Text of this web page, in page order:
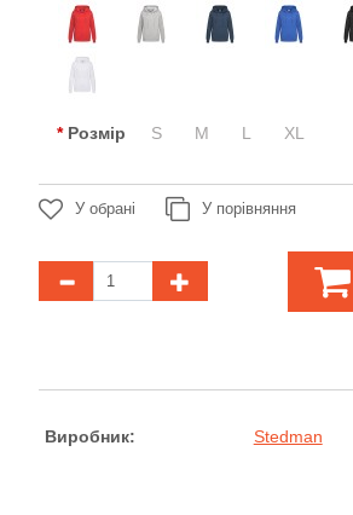
Розмір S M L XL
У обрані У порівняння
Виробник: Stedman